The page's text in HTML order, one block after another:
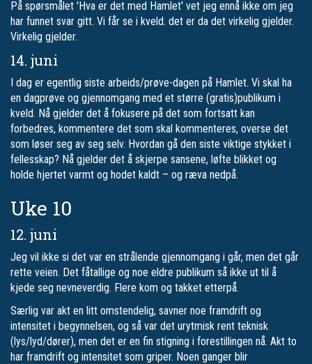
På spørsmålet 'Hva er det med Hamlet' vet jeg ennå ikke om jeg
har funnet svar gitt. Vi får se i kveld. det er da det virkelig gjelder.
Virkelig gjelder.
14. juni
I dag er egentlig siste arbeids/prøve-dagen på Hamlet. Vi skal ha
en dagprøve og gjennomgang med et større (gratis)publikum i
kveld. Nå gjelder det å fokusere på det som fortsatt kan
forbedres, kommentere det som skal kommenteres, overse det
som løser seg av seg selv. Hvordan gå den siste viktige stykket i
fellesskap? Nå gjelder det å skjerpe sansene, løfte blikket og
holde hjertet varmt og hodet kaldt – og ræva nedpå.
Uke 10
12. juni
Jeg vil ikke si det var en strålende gjennomgang i går, men det går
rette veien. Det fåtallige og noe eldre publikum så ikke ut til å
kjede seg nevneverdig. Flere kom og takket etterpå.
Særlig var akt en litt omstendelig, savner noe framdrift og
intensitet i begynnelsen, og så var det urytmisk rent teknisk
(lys/lyd/dører), men det er en fin stigning i forestillingen nå. Akt to
har framdrift og intensitet som griper. Noen ganger blir